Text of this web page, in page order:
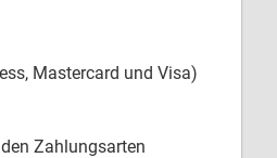
Mastercard und Visa)
Zahlungsarten